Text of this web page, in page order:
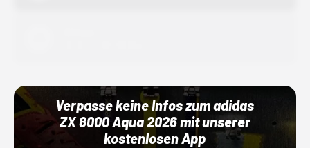
Verpasse keine Infos zum adidas
ZX 8000 Aqua 2026 mit unserer
kostenlosen App